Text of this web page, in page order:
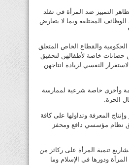
التمييز ضد المرأة في تقلد
المختلفة وبما لا يتعارض
الحكومية والقطاع الخاص المتعلق
حضانات خاصة لأطفالهن لتحقيق
النفسي لزيادة انتاجهن
وأخرى خاصة شرعية لممارسة
الحرة.
المعرفة وتداولها على كافة
نظام مؤسسي دافع ومحفز
تنمية المرأة على ركائز من
ودورها في الإسلام وما